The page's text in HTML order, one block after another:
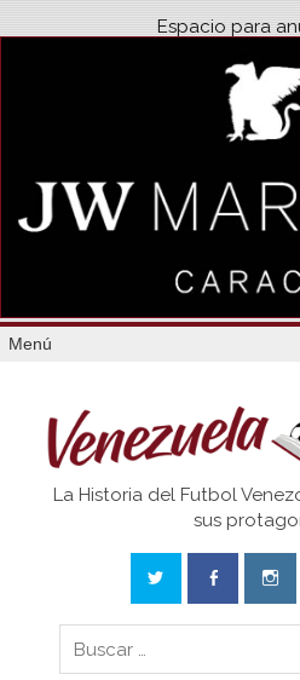
Espacio para
Menú
La Historia del Futbol
sus